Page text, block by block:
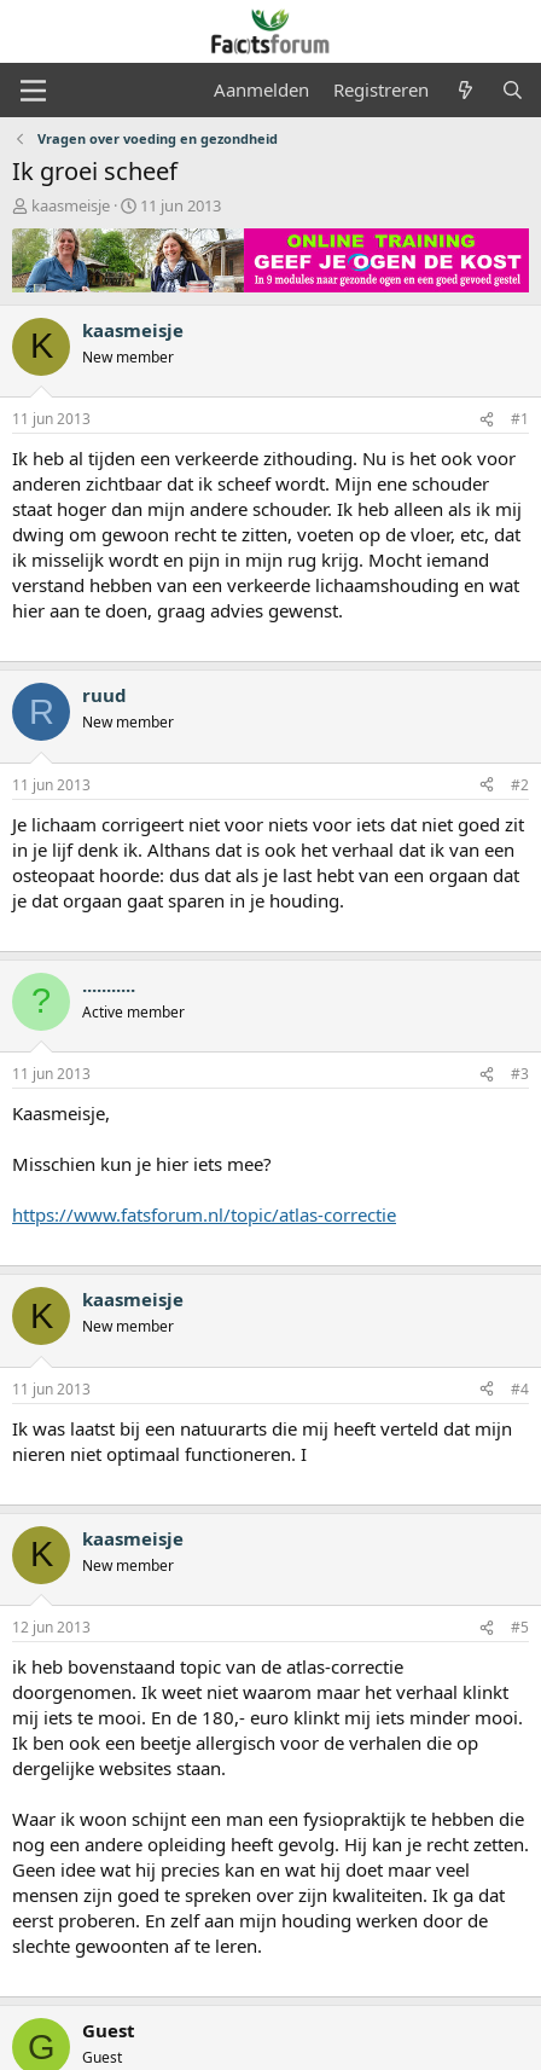
Aanmelden Registreren
Vragen over voeding en gezondheid
Ik groei scheef
O
n
d
e
r
w
e
r
p
s
t
r
t
e
r
kaasmeisje
S
t
a
r
t
a
t
m
11 jun 2013
K kaasmeisje
New member
11 jun 2013 #1
Ik heb al tijden een verkeerde zithouding. Nu is het ook voor
anderen zichtbaar dat ik scheef wordt. Mijn ene schouder
staat hoger dan mijn andere schouder. Ik heb alleen als ik mij
dwing om gewoon recht te zitten, voeten op de vloer, etc, dat
ik misselijk wordt en pijn in mijn rug krijg. Mocht iemand
verstand hebben van een verkeerde lichaamshouding en wat
hier aan te doen, graag advies gewenst.
R ruud
New member
11 jun 2013 #2
Je lichaam corrigeert niet voor niets voor iets dat niet goed zit
in je lijf denk ik. Althans dat is ook het verhaal dat ik van een
osteopaat hoorde: dus dat als je last hebt van een orgaan dat
je dat orgaan gaat sparen in je houding.
? ...........
Active member
11 jun 2013 #3
Kaasmeisje,
Misschien kun je hier iets mee?
https://www.fatsforum.nl/topic/atlas-correctie
K kaasmeisje
New member
11 jun 2013 #4
Ik was laatst bij een natuurarts die mij heeft verteld dat mijn
nieren niet optimaal functioneren. I
K kaasmeisje
New member
12 jun 2013 #5
ik heb bovenstaand topic van de atlas-correctie
doorgenomen. Ik weet niet waarom maar het verhaal klinkt
mij iets te mooi. En de 180,- euro klinkt mij iets minder mooi.
Ik ben ook een beetje allergisch voor de verhalen die op
dergelijke websites staan.
Waar ik woon schijnt een man een fysiopraktijk te hebben die
nog een andere opleiding heeft gevolg. Hij kan je recht zetten.
Geen idee wat hij precies kan en wat hij doet maar veel
mensen zijn goed te spreken over zijn kwaliteiten. Ik ga dat
eerst proberen. En zelf aan mijn houding werken door de
slechte gewoonten af te leren.
G Guest
Guest